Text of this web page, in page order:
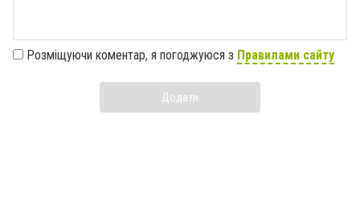
Розміщуючи коментар, я погоджуюся з Правилами сайту
Додати